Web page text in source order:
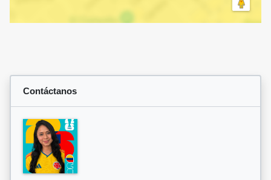
Contáctanos